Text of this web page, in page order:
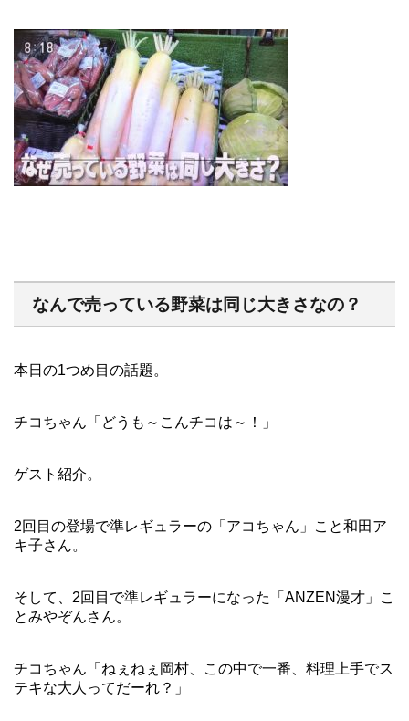
なんで売っている野菜は同じ大きさなの？
本日の1つめ目の話題。
チコちゃん「どうも～こんチコは～！」
ゲスト紹介。
2回目の登場で準レギュラーの「アコちゃん」こと和田ア
キ子さん。
そして、2回目で準レギュラーになった「ANZEN漫才」こ
とみやぞんさん。
チコちゃん「ねぇねぇ岡村、この中で一番、料理上手でス
テキな大人ってだーれ？」